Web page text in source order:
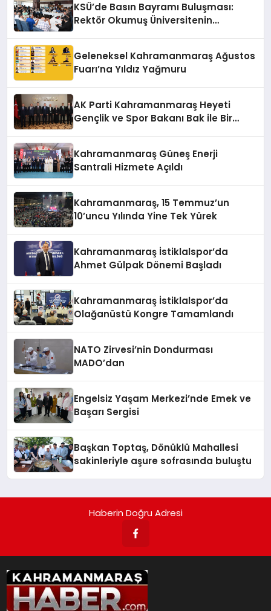
KSÜ’de Basın Bayramı Buluşması:
Rektör Okumuş Üniversitenin
Geleneksel Kahramanmaraş Ağustos
Fuarı’na Yıldız Yağmuru
AK Parti Kahramanmaraş Heyeti
Gençlik ve Spor Bakanı Bak ile Bir
Kahramanmaraş Güneş Enerji
Santrali Hizmete Açıldı
Kahramanmaraş, 15 Temmuz’un
10’uncu Yılında Yine Tek Yürek
Kahramanmaraş İstiklalspor’da
Ahmet Gülpak Dönemi Başladı
Kahramanmaraş İstiklalspor’da
Olağanüstü Kongre Tamamlandı
NATO Zirvesi’nin Dondurması
MADO’dan
Engelsiz Yaşam Merkezi’nde Emek ve
Başarı Sergisi
Başkan Toptaş, Dönüklü Mahallesi
sakinleriyle aşure sofrasında buluştu
Haberin Doğru Adresi